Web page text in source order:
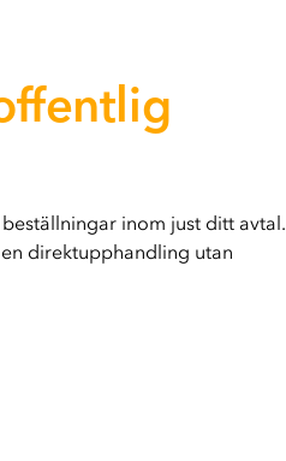
inom just ditt avtal.
direktupphandling utan